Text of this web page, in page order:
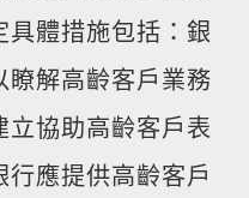
具體措施包括：銀
瞭解高齡客戶業務
立協助高齡客戶表
應提供高齡客戶